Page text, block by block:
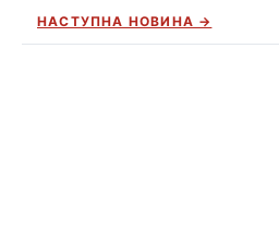
НАСТУПНА НОВИНА →